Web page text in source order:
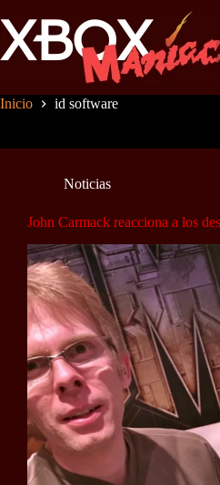
al
contenido
Inicio id software
Noticias
John Carmack reacciona a los